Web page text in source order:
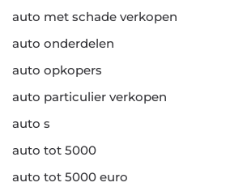
auto met schade verkopen
auto onderdelen
auto opkopers
auto particulier verkopen
auto s
auto tot 5000
auto tot 5000 euro